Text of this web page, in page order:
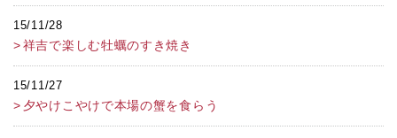
15/11/28
祥吉で楽しむ牡蠣のすき焼き
15/11/27
夕やけこやけで本場の蟹を食らう